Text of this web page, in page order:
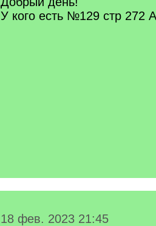
У кого есть №129 стр 272
18 фев. 2023 21:45